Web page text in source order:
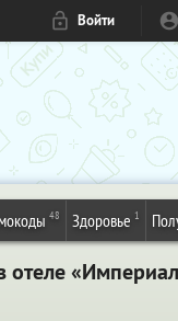
Войти
48 Здоровье 1